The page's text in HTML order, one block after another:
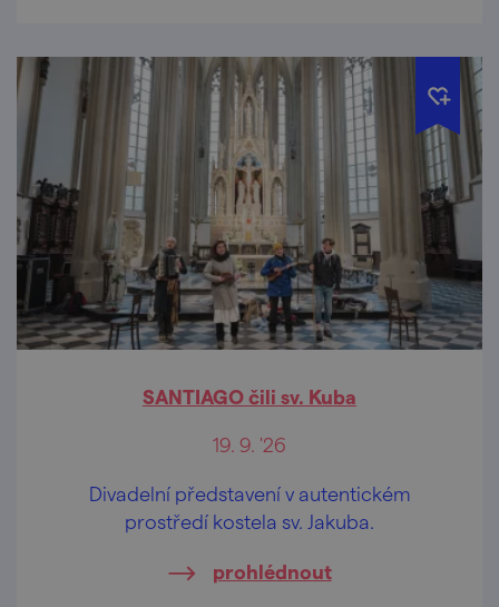
SANTIAGO čili sv. Kuba
19. 9. '26
Divadelní představení v autentickém
prostředí kostela sv. Jakuba.
prohlédnout